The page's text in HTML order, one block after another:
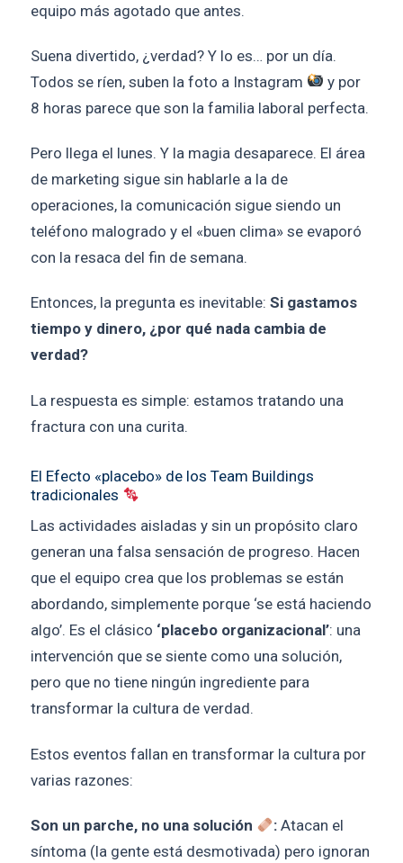
equipo más agotado que antes.
Suena divertido, ¿verdad? Y lo es… por un día.
Todos se ríen, suben la foto a Instagram
y por
8 horas parece que son la familia laboral perfecta.
Pero llega el lunes. Y la magia desaparece. El área
de marketing sigue sin hablarle a la de
operaciones, la comunicación sigue siendo un
teléfono malogrado y el «buen clima» se evaporó
con la resaca del fin de semana.
Entonces, la pregunta es inevitable: Si gastamos
tiempo y dinero, ¿por qué nada cambia de
verdad?
La respuesta es simple: estamos tratando una
fractura con una curita.
El Efecto «placebo» de los Team Buildings
tradicionales
Las actividades aisladas y sin un propósito claro
generan una falsa sensación de progreso. Hacen
que el equipo crea que los problemas se están
abordando, simplemente porque ‘se está haciendo
algo’. Es el clásico ‘placebo organizacional’: una
intervención que se siente como una solución,
pero que no tiene ningún ingrediente para
transformar la cultura de verdad.
Estos eventos fallan en transformar la cultura por
varias razones:
Son un parche, no una solución : Atacan el
síntoma (la gente está desmotivada) pero ignoran